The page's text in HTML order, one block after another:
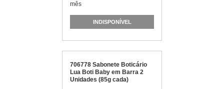
mês
INDISPONÍVEL
706778 Sabonete Boticário
Lua Boti Baby em Barra 2
Unidades (85g cada)